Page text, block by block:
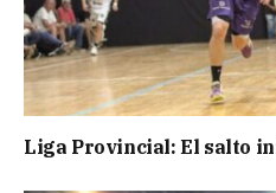
Liga Provincial: El salto